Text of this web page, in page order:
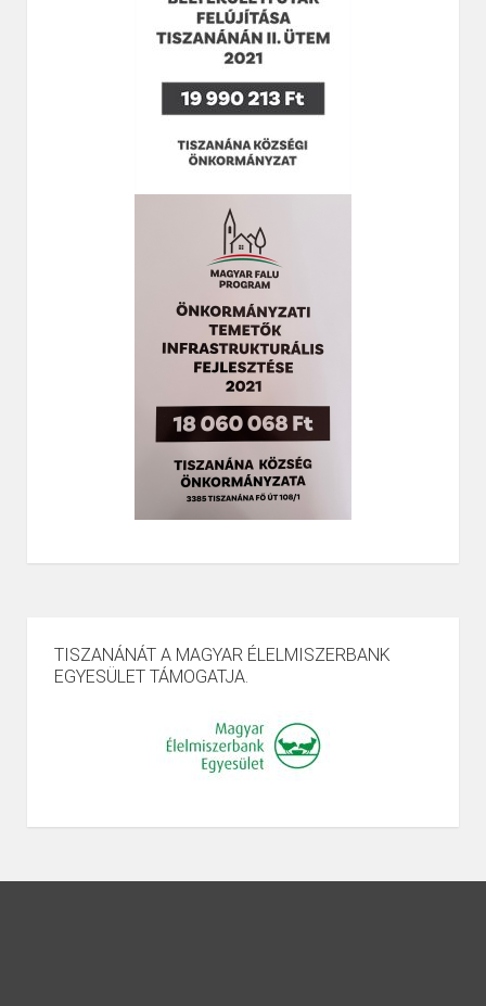
TISZANÁNÁT A MAGYAR ÉLELMISZERBANK
EGYESÜLET TÁMOGATJA.